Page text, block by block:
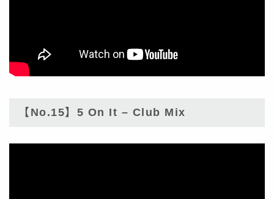
【No.15】5 On It – Club Mix